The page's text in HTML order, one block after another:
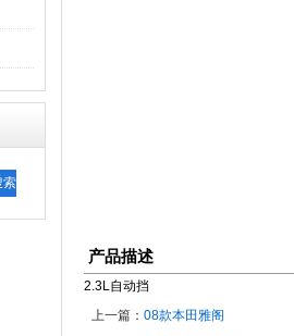
产品描述
2.3L自动挡
上一篇：08款本田雅阁